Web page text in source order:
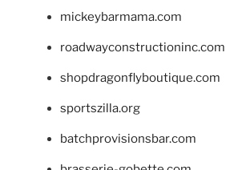
mickeybarmama.com
roadwayconstructioninc.com
shopdragonflyboutique.com
sportszilla.org
batchprovisionsbar.com